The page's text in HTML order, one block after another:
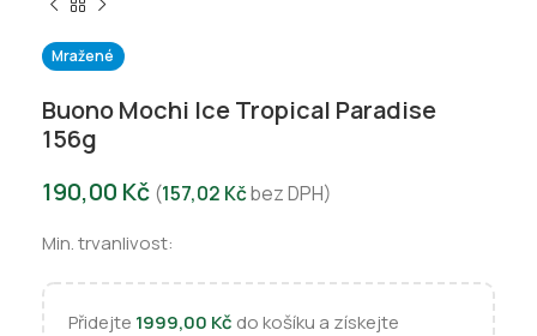
Mražené
Buono Mochi Ice Tropical Paradise
156g
190,00 Kč (157,02 Kčbez DPH)
Min. trvanlivost:
Přidejte 1999,00 Kč do košíku a získejte